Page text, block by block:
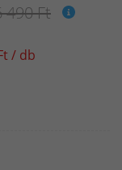
Ft
/ db